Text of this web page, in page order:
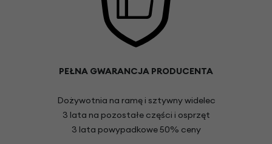
PEŁNA GWARANCJA PRODUCENTA
Dożywotnia na ramę i sztywny widelec
3 lata na pozostałe części i osprzęt
3 lata powypadkowe 50% ceny